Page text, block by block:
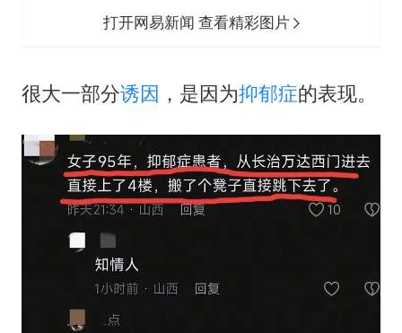
打开网易新闻 查看精彩图片
很大一部分诱因 ，是因为抑郁症的表现。